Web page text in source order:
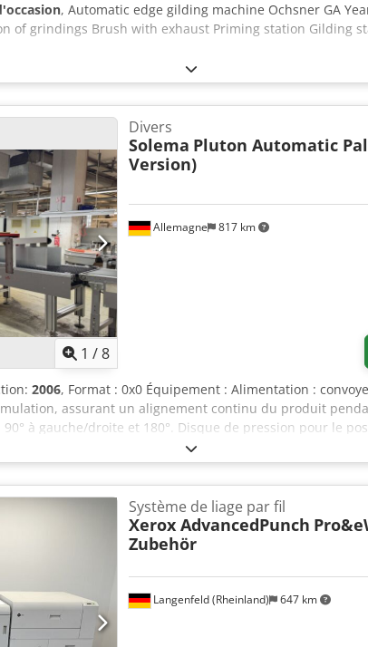
, Automatic edge gilding machine Ochsner GA
of grindings Brush with exhaust Priming station Gilding
1 /8
Allemagne 817 km
Divers
Solema Pluton Automatic
Version)
2006, Format : 0x0 Équipement : Alimentation :
assurant un alignement continu du produit
à gauche/droite et 180°. Disque de pression pour le
fonction de création d’espace entre les produits.
types de palettes standard. Convoyeur à rouleaux
automatique : capacité : 6 palettes. Flexibilité dans
de cales automatique : programmable :
sans plis. Dcedpfozpzw Hsx Apijk Système d’éjection
Les piles non conformes sont détectées et éjectées
tactile basée sur Windows. Mémoire de programme
de format automatique via servomoteurs. De nouvelles
en marche. Système de déchargement des palettes :
déchargement : environ 130 mm au-dessus de la
Langenfeld (Rheinland) 647 km
Système de liage par fil
Xerox AdvancedPunch
Zubehör